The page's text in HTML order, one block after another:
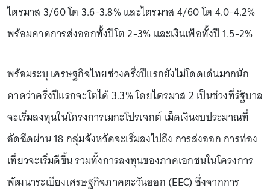
ไตรมาส 3/60 โต 3.6-3.8% และไตรมาส 4/60 โต 4.0-4.2%
พร้อมคาดการส่งออกทั้งปีโต 2-3% และเงินเฟ้อทั้งปี 1.5-2%
พร้อมระบุ เศรษฐกิจไทยช่วงครึ่งปีแรกยังไม่โดดเด่นมากนัก
คาดว่าครึ่งปีแรกจะโตได้ 3.3% โดยไตรมาส 2 เป็นช่วงที่รัฐบาล
จะเริ่มลงทุนในโครงการเมกะโปรเจกต์ เม็ดเงินงบประมาณที่
อัดฉีดผ่าน 18 กลุ่มจังหวัดจะเริ่มลงไปถึง การส่งออก การท่อง
เที่ยวจะเริ่มดีขึ้น รวมทั้งการลงทุนของภาคเอกชนในโครงการ
พัฒนาระเบียงเศรษฐกิจภาคตะวันออก (EEC) ซึ่งจากการ